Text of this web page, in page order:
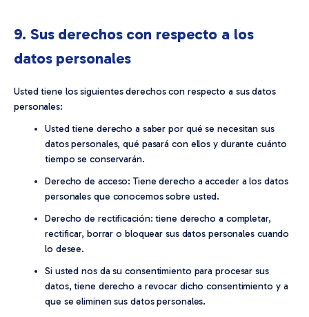
9. Sus derechos con respecto a los
datos personales
Usted tiene los siguientes derechos con respecto a sus datos
personales:
Usted tiene derecho a saber por qué se necesitan sus
datos personales, qué pasará con ellos y durante cuánto
tiempo se conservarán.
Derecho de acceso: Tiene derecho a acceder a los datos
personales que conocemos sobre usted.
Derecho de rectificación: tiene derecho a completar,
rectificar, borrar o bloquear sus datos personales cuando
lo desee.
Si usted nos da su consentimiento para procesar sus
datos, tiene derecho a revocar dicho consentimiento y a
que se eliminen sus datos personales.